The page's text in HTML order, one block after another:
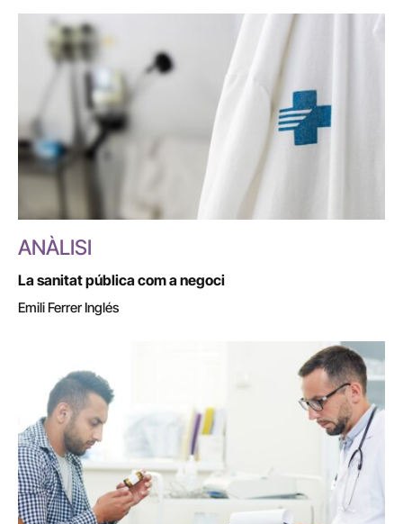
ANÀLISI
La sanitat pública com a negoci
Emili Ferrer Inglés